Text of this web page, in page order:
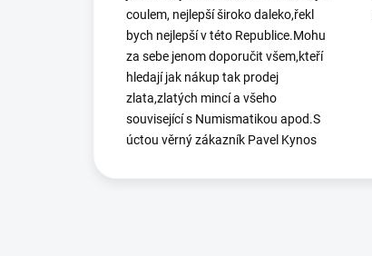
coulem, nejlepší široko daleko,řekl
bych nejlepší v této Republice.Mohu
za sebe jenom doporučit všem,kteří
hledají jak nákup tak prodej
zlata,zlatých mincí a všeho
související s Numismatikou apod.S
úctou věrný zákazník Pavel Kynos